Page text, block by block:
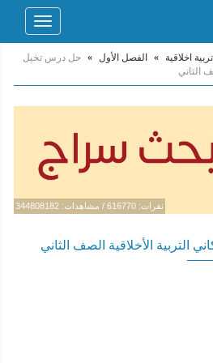
Toggle
تربية اخلاقية » الفصل الأول » حل درس تخيل
الثاني
نقرات: 616770 / مشاهدات: 344808182
الأخلاقية الصف الثاني